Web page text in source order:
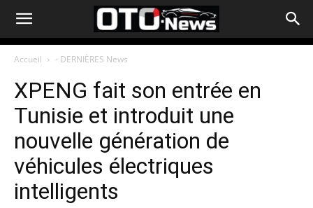
Accueil - DERNIÈRES News
XPENG fait son entrée en
Tunisie et introduit une
nouvelle génération de
véhicules électriques
intelligents